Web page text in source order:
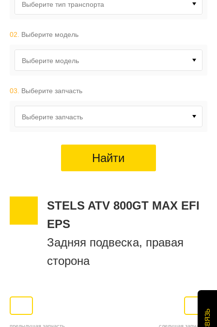
Выберите тип транспорта
02. Выберите модель
Выберите модель
03. Выберите запчасть
Выберите запчасть
Найти
STELS ATV 800GT MAX EFI
EPS
Задняя подвеска, правая
сторона